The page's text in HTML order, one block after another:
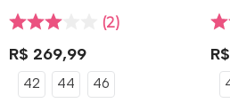
Base
2
R$ 269,99
42 44 46
R$